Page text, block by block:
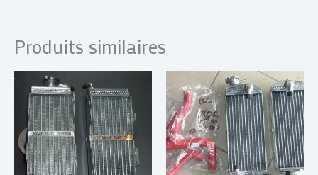
Produits similaires
de
prix :
€ 115,00
à
€ 179,00
produit
a
plusieurs
variations.
Plage
de
prix :
€ 65,00
à
€ 209,00
Ce
a